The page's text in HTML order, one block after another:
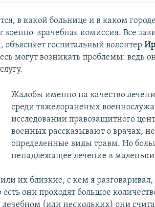
в какой больнице и в каком
военно-врачебная комиссия. Все
объясняет госпитальный волонтер
могут возникать проблемы: ведь
Жалобы именно на качество
среди тяжелораненых
исследовании правозащитного
военных рассказывают о врачах,
определенные виды травм. Но
ненадлежащее лечение в
их близкие, с кем я разговаривал,
есть они проходят большое
лечебном (или нескольких) они